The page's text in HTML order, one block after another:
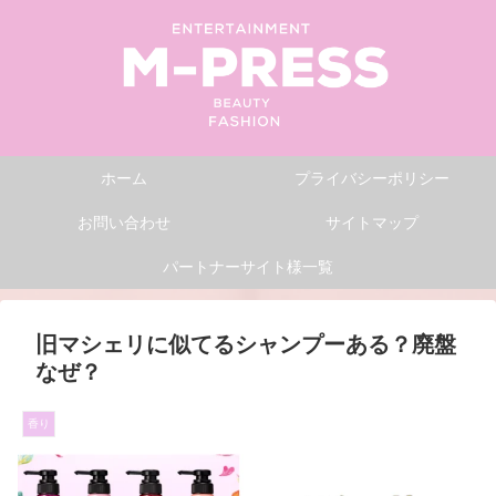
ホーム プライバシーポリシー
お問い合わせ サイトマップ
パートナーサイト様一覧
旧マシェリに似てるシャンプーある？廃盤
なぜ？
香り